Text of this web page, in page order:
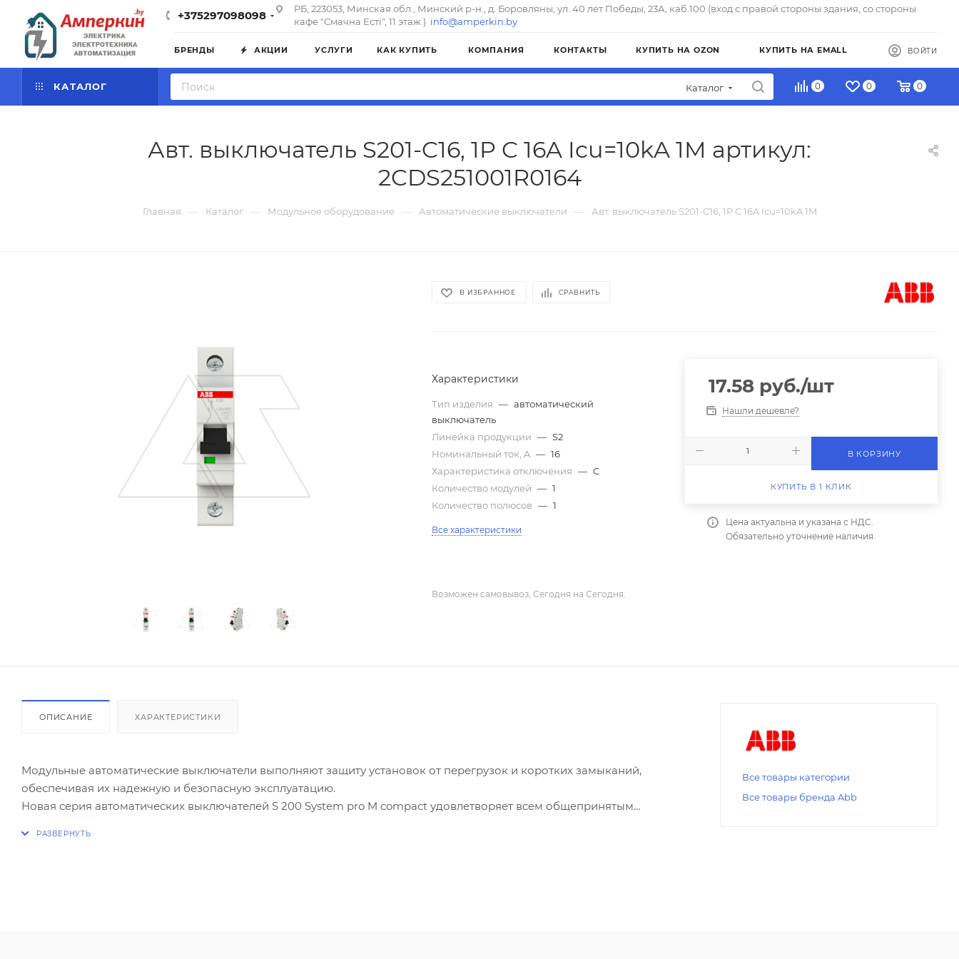
+375297098098
РБ, 223053, Минская обл., Минский р-н., д. Боровляны, ул. 40 лет Победы, 23А, каб.100 (вход с правой стороны здания, со стороны
кафе "Смачна Естi", 11 этаж.) info@amperkin.by
БРЕНДЫ АКЦИИ УСЛУГИ КАК КУПИТЬ КОМПАНИЯ КОНТАКТЫ КУПИТЬ НА OZON КУПИТЬ НА EMALL ВОЙТИ
КАТАЛОГ Каталог 0 0 0
Авт. выключатель S201-C16, 1P C 16A Icu=10kA 1M артикул:
2CDS251001R0164
Главная — Каталог — Модульное оборудование — Автоматические выключатели — Авт. выключатель S201-C16, 1P C 16A Icu=10kA 1M
В ИЗБРАННОЕ СРАВНИТЬ
Характеристики
Тип изделия — автоматический
выключатель
Линейка продукции — S2
Номинальный ток, A — 16
Характеристика отключения — C
Количество модулей — 1
Количество полюсов — 1
Все характеристики
17.58руб./шт
Нашли дешевле?
В КОРЗИНУ
КУПИТЬ В 1 КЛИК
Цена актуальна и указана с НДС.
Обязательно уточнение наличия.
Возможен самовывоз, Сегодня на Сегодня.
ОПИСАНИЕ ХАРАКТЕРИСТИКИ
Модульные автоматические выключатели выполняют защиту установок от перегрузок и коротких замыканий,
обеспечивая их надежную и безопасную эксплуатацию.
Новая серия автоматических выключателей S 200 System pro M compact удовлетворяет всем общепринятым
Все товары категории
Все товары бренда Abb